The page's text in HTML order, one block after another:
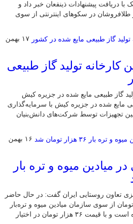
با دریافت پیشنهادات ذینفعان خبر داد و
در سکوهای اینترنتی از سوی
۱۷ بهمن
کارخانه تولید گاز طبیعی
گاز طبیعی مایع شده در جزیره کیش
مایع شده در جزیره کیش با سرمایه‌گذاری
تجهیزات توسط شرکت‌های دانش‌بنیان
۱۶ بهمن
میادین میوه و تره بار
تعاون روستایی ایران گفت: در حال حاضر
با قیمت ۲۸ هزار تومان از سوی سازمان میادین میوه و تره‌بار
به غرفه‌ داران تحویل داده شده است و با قیمت ۳۶ هزار تومان در اختیار